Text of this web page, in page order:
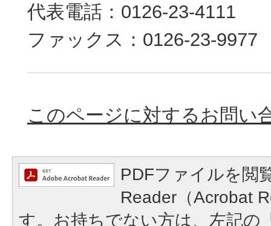
代表電話：0126-23-4111
ファックス：0126-23-9977
このページに対するお問い
PDFファイルを閲
Reader（Acrobat
す。お持ちでない方は、左記の